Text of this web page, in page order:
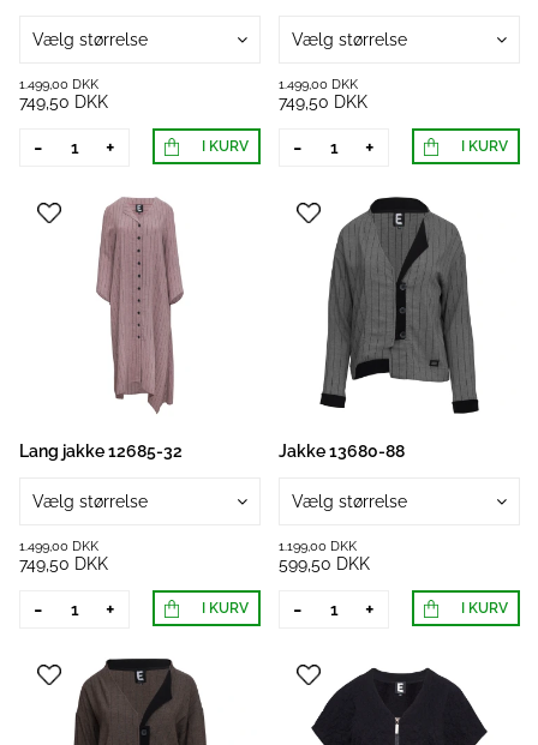
Vælg størrelse
1.499,00 DKK
749,50 DKK
- + I KURV
Vælg størrelse
1.499,00 DKK
749,50 DKK
- + I KURV
Lang jakke 12685-32
Vælg størrelse
1.499,00 DKK
749,50 DKK
- + I KURV
Jakke 13680-88
Vælg størrelse
1.199,00 DKK
599,50 DKK
- + I KURV